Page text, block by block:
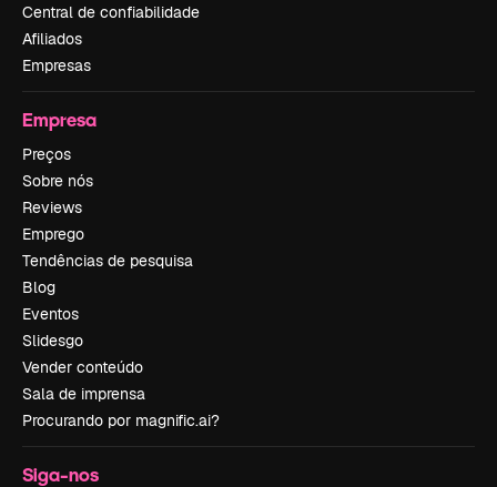
Central de confiabilidade
Afiliados
Empresas
Empresa
Preços
Sobre nós
Reviews
Emprego
Tendências de pesquisa
Blog
Eventos
Slidesgo
Vender conteúdo
Sala de imprensa
Procurando por magnific.ai?
Siga-nos